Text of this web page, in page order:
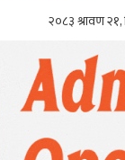
२०८३ श्रावण २१,